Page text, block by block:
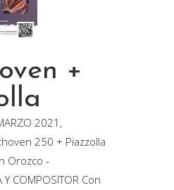
+
2021,
250 + Piazzolla
Orozco -
Y COMPOSITOR Con